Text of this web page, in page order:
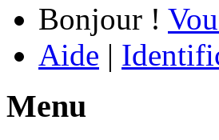
Bonjour !
Aide |
Menu